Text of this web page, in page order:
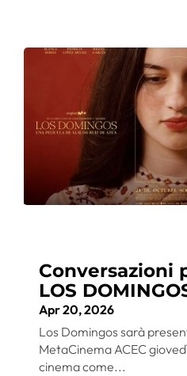
Conversazioni
LOS
Apr 20, 2026
Los Domingos sarà
MetaCinema ACEC
cinema come...